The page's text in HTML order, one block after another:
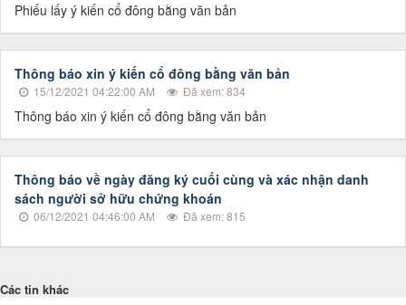
Phiếu lấy ý kiến cổ đông bằng văn bản
Thông báo xin ý kiến cổ đông bằng văn bản
15/12/2021 04:22:00 AM Đã xem: 834
Thông báo xin ý kiến cổ đông bằng văn bản
Thông báo về ngày đăng ký cuối cùng và xác nhận danh
sách người sở hữu chứng khoán
06/12/2021 04:46:00 AM Đã xem: 815
Các tin khác